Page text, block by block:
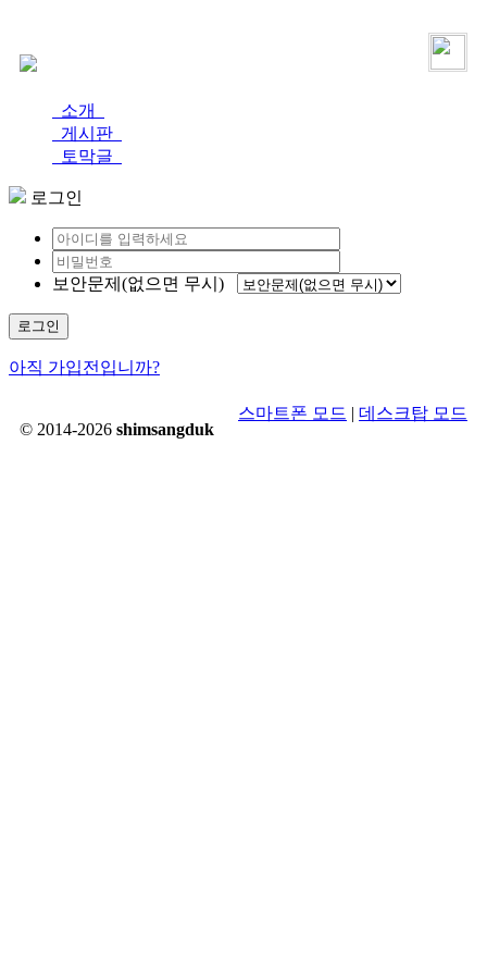
소개
게시판
토막글
로그인
보안문제(없으면 무시)
로그인
아직 가입전입니까?
© 2014-2026 shimsangduk
스마트폰 모드 | 데스크탑 모드